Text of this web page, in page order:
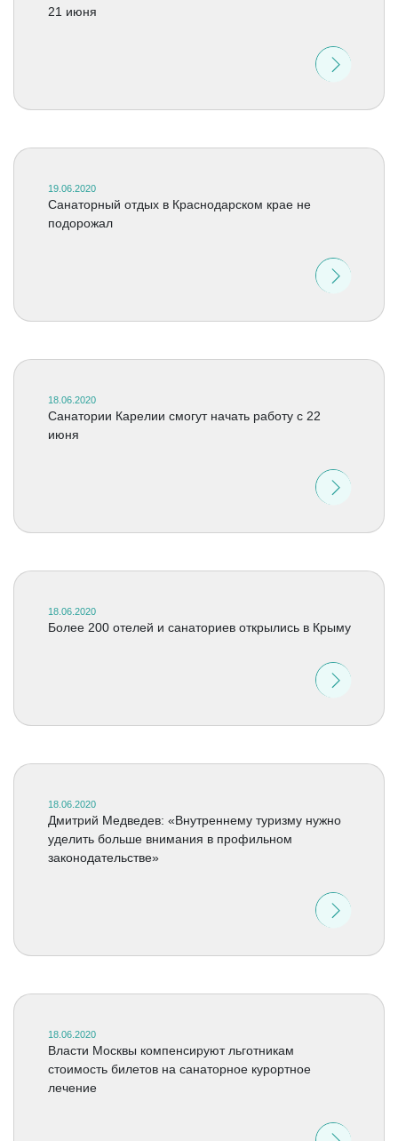
21 июня
19.06.2020
Санаторный отдых в Краснодарском крае не
подорожал
18.06.2020
Санатории Карелии смогут начать работу с 22
июня
18.06.2020
Более 200 отелей и санаториев открылись в Крыму
18.06.2020
Дмитрий Медведев: «Внутреннему туризму нужно
уделить больше внимания в профильном
законодательстве»
18.06.2020
Власти Москвы компенсируют льготникам
стоимость билетов на санаторное курортное
лечение